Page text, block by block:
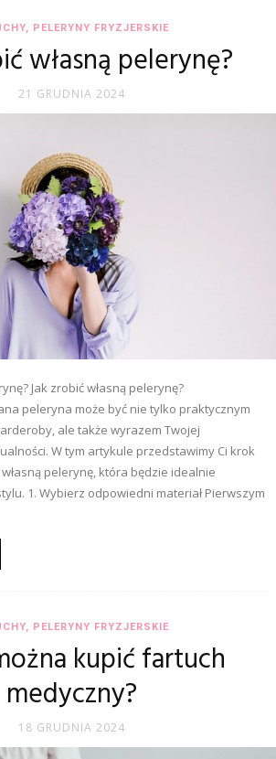
PELERYNY FRYZJERSKIE
własną pelerynę?
21 GRUDNIA 2024
Jak zrobić własną pelerynę?
peleryna może być nie tylko praktycznym
ale także wyrazem Twojej
W tym artykule przedstawimy Ci krok
pelerynę, która będzie idealnie
1. Wybierz odpowiedni materiał Pierwszym
PELERYNY FRYZJERSKIE
kupić fartuch
medyczny?
18 GRUDNIA 2024